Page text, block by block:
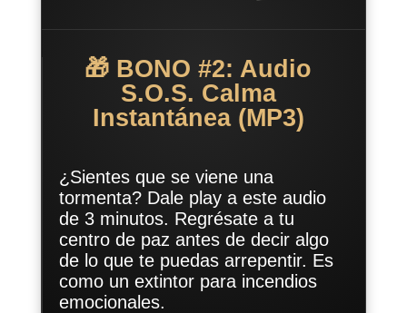
🎁 BONO #2: Audio
S.O.S. Calma
Instantánea (MP3)
¿Sientes que se viene una
tormenta? Dale play a este audio
de 3 minutos. Regrésate a tu
centro de paz antes de decir algo
de lo que te puedas arrepentir. Es
como un extintor para incendios
emocionales.